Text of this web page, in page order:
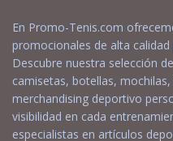
En Promo-Tenis.com
promocionales de alta
Descubre nuestra selección
camisetas, botellas,
merchandising deportivo
visibilidad en cada
especialistas en artículos